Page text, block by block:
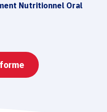
Nutritionnel Oral